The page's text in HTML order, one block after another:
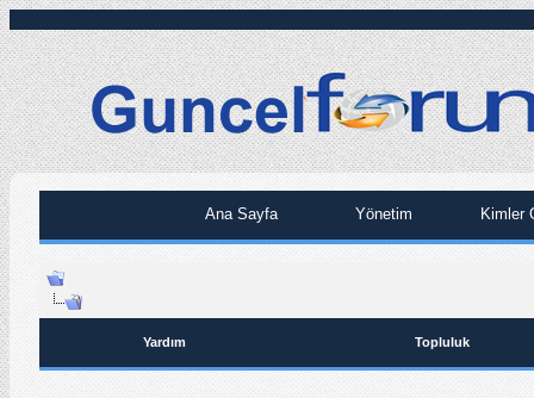
Ana Sayfa Yönetim Kimler
Yardım Topluluk